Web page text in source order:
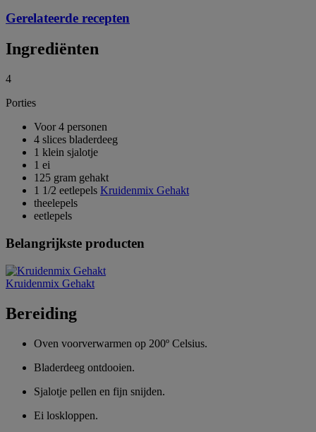
Gerelateerde recepten
Ingrediënten
4
Porties
Voor 4 personen
4 slices bladerdeeg
1 klein sjalotje
1 ei
125 gram gehakt
1 1/2 eetlepels Kruidenmix Gehakt
theelepels
eetlepels
Belangrijkste producten
Kruidenmix Gehakt
Bereiding
Oven voorverwarmen op 200º Celsius.
Bladerdeeg ontdooien.
Sjalotje pellen en fijn snijden.
Ei loskloppen.